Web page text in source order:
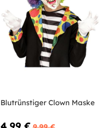
Blutrünstiger Clown Maske